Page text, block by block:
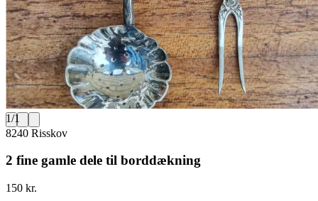
1/1
8240 Risskov
2 fine gamle dele til borddækning
150 kr.